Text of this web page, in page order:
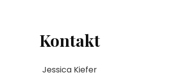
Kontakt
Jessica Kiefer